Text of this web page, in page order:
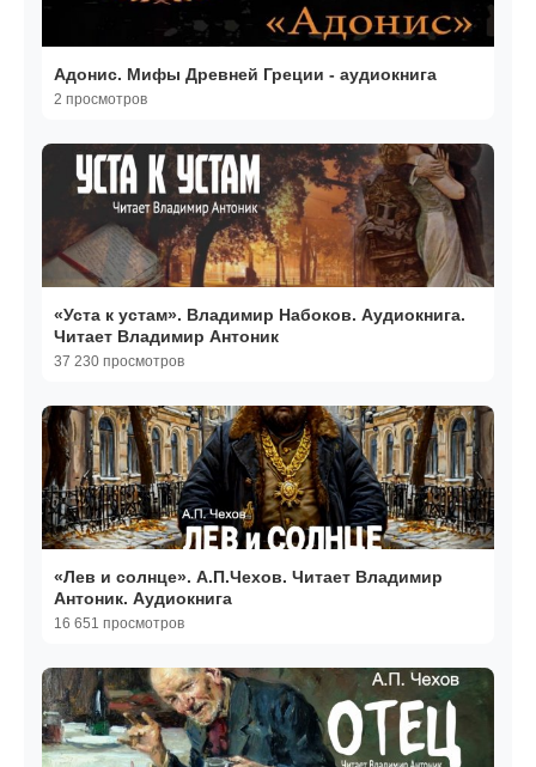
Адонис. Мифы Древней Греции - аудиокнига
2 просмотров
«Уста к устам». Владимир Набоков. Аудиокнига.
Читает Владимир Антоник
37 230 просмотров
«Лев и солнце». А.П.Чехов. Читает Владимир
Антоник. Аудиокнига
16 651 просмотров